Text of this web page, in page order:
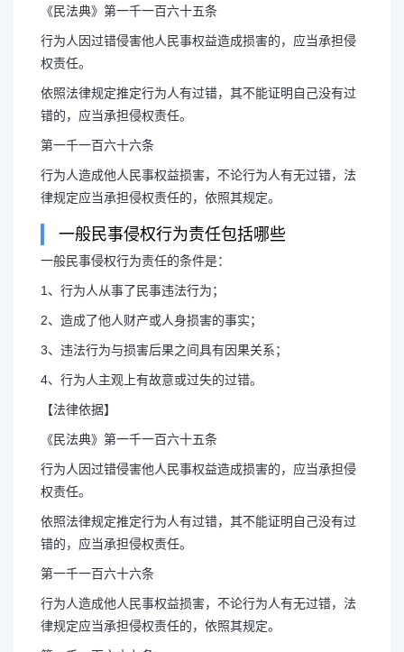
《民法典》第一千一百六十五条
行为人因过错侵害他人民事权益造成损害的，应当承担侵
权责任。
依照法律规定推定行为人有过错，其不能证明自己没有过
错的，应当承担侵权责任。
第一千一百六十六条
行为人造成他人民事权益损害，不论行为人有无过错，法
律规定应当承担侵权责任的，依照其规定。
一般民事侵权行为责任包括哪些
一般民事侵权行为责任的条件是：
1、行为人从事了民事违法行为；
2、造成了他人财产或人身损害的事实；
3、违法行为与损害后果之间具有因果关系；
4、行为人主观上有故意或过失的过错。
【法律依据】
《民法典》第一千一百六十五条
行为人因过错侵害他人民事权益造成损害的，应当承担侵
权责任。
依照法律规定推定行为人有过错，其不能证明自己没有过
错的，应当承担侵权责任。
第一千一百六十六条
行为人造成他人民事权益损害，不论行为人有无过错，法
律规定应当承担侵权责任的，依照其规定。